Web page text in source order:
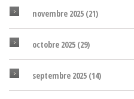
novembre 2025 (21)
octobre 2025 (29)
septembre 2025 (14)